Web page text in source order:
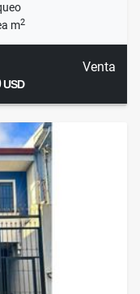
m2
Venta
USD